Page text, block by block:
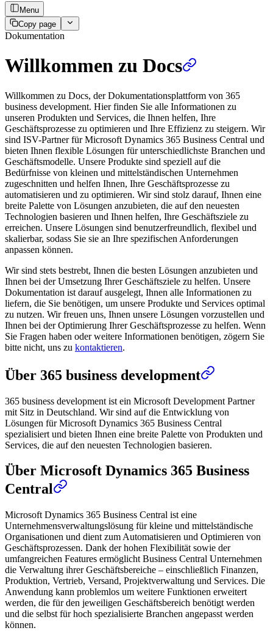
Menu
Copy page
Dokumentation
Willkommen zu Docs
Willkommen zu Docs, der Dokumentationsplattform von 365
business development. Hier finden Sie alle Informationen zu
unseren Produkten und Services, die Ihnen helfen, Ihre
Geschäftsprozesse zu optimieren und Ihre Effizienz zu steigern. Wir
sind ISV-Partner für Microsoft Dynamics 365 Business Central und
bieten Ihnen flexible Lösungen für unterschiedlichste Branchen und
Geschäftsmodelle. Unsere Produkte sind speziell auf die
Bedürfnisse von kleinen und mittelständischen Unternehmen
zugeschnitten und helfen Ihnen, Ihre Geschäftsprozesse zu
automatisieren und zu optimieren. Wir sind stolz darauf, Ihnen eine
breite Palette von Lösungen anzubieten, die auf den neuesten
Technologien basieren und Ihnen helfen, Ihre Geschäftsziele zu
erreichen. Unsere Lösungen sind benutzerfreundlich, flexibel und
skalierbar, sodass Sie sie an Ihre spezifischen Anforderungen
anpassen können.
Wir sind stets bestrebt, Ihnen die besten Lösungen anzubieten und
Ihnen bei der Umsetzung Ihrer Geschäftsziele zu helfen. Unsere
Dokumentation ist darauf ausgelegt, Ihnen alle Informationen zu
liefern, die Sie benötigen, um unsere Produkte und Services optimal
zu nutzen. Wir freuen uns, Ihnen unsere Lösungen vorzustellen und
Ihnen bei der Optimierung Ihrer Geschäftsprozesse zu helfen. Wenn
Sie Fragen haben oder weitere Informationen benötigen, zögern Sie
bitte nicht, uns zu kontaktieren.
Über 365 business development
365 business development ist ein Microsoft Development Partner
mit Sitz in Deutschland. Wir sind auf die Entwicklung von
Lösungen für Microsoft Dynamics 365 Business Central
spezialisiert und bieten Ihnen eine breite Palette von Produkten und
Services, die auf den neuesten Technologien basieren.
Über Microsoft Dynamics 365 Business
Central
Microsoft Dynamics 365 Business Central ist eine
Unternehmensverwaltungslösung für kleine und mittelständische
Organisationen und dient zum Automatisieren und Optimieren von
Geschäftsprozessen. Dank der hohen Flexibilität sowie der
umfangreichen Features ermöglicht Business Central Unternehmen
die Verwaltung ihrer Geschäftsbereiche – einschließlich Finanzen,
Produktion, Vertrieb, Versand, Projektverwaltung und Services. Die
Anwendung kann problemlos um weitere Funktionen erweitert
werden, die für den jeweiligen Geschäftsbereich benötigt werden
und die selbst für hoch spezialisierte Branchen angepasst werden
können.